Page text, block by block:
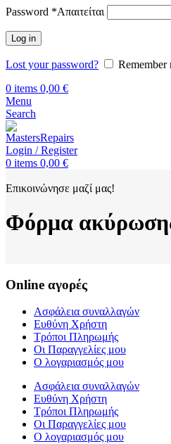
Password *Απαιτείται
Log in
Lost your password?
Remember
0 items 0,00 €
Menu
Search
Login / Register
0 items 0,00 €
Επικοινώνησε μαζί μας!
Φόρμα
Online αγορές
Ασφάλεια συναλλαγών
Ευθύνη Χρήστη
Τρόποι Πληρωμής
Οι Παραγγελίες μου
Ο λογαριασμός μου
Ασφάλεια συναλλαγών
Ευθύνη Χρήστη
Τρόποι Πληρωμής
Οι Παραγγελίες μου
Ο λογαριασμός μου